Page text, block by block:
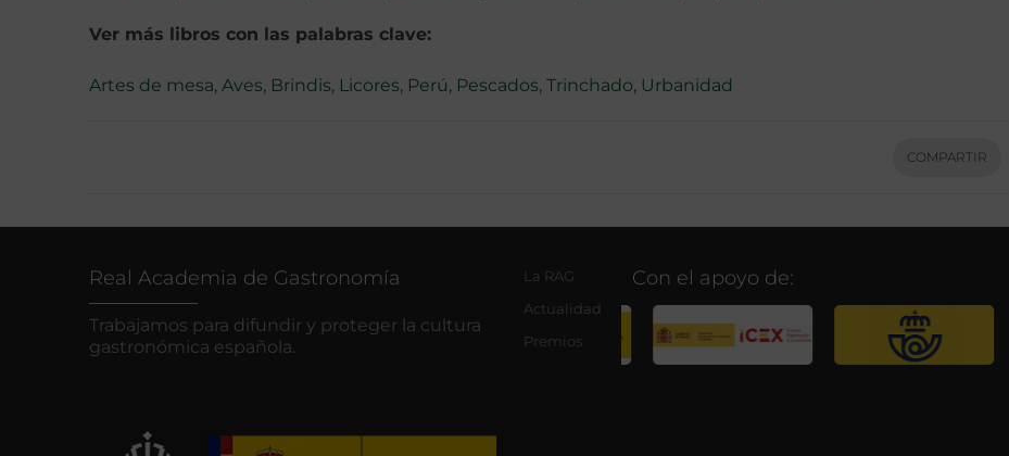
Ver más libros con las palabras clave:
Artes de mesa, Aves, Brindis, Licores, Perú, Pescados, Trinchado, Urbanidad
COMPARTIR
Real Academia de Gastronomía
Trabajamos para difundir y proteger la cultura
gastronómica española.
La RAG
Actualidad
Premios
Con el apoyo de: